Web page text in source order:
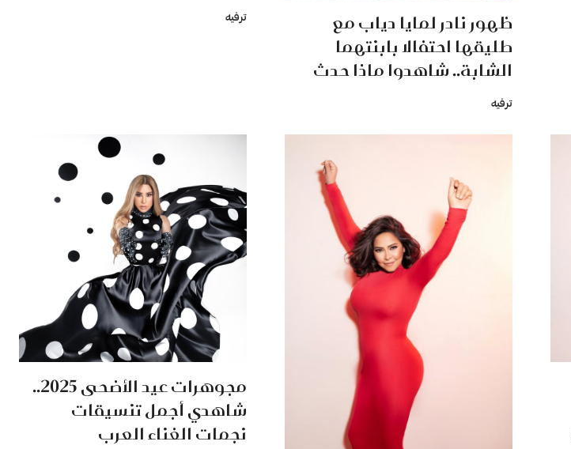
ظهور نادر لمايا دياب مع
طليقها احتفالا بابنتهما
الشابة.. شاهدوا ماذا حدث
ترفيه
ترفيه
مجوهرات عيد الأضحى 2025..
شاهدي أجمل تنسيقات
نجمات الغناء العرب